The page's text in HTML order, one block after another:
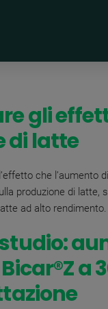
gli
di latte
che l’aumento
produzione di latte,
ad alto rendimento.
a